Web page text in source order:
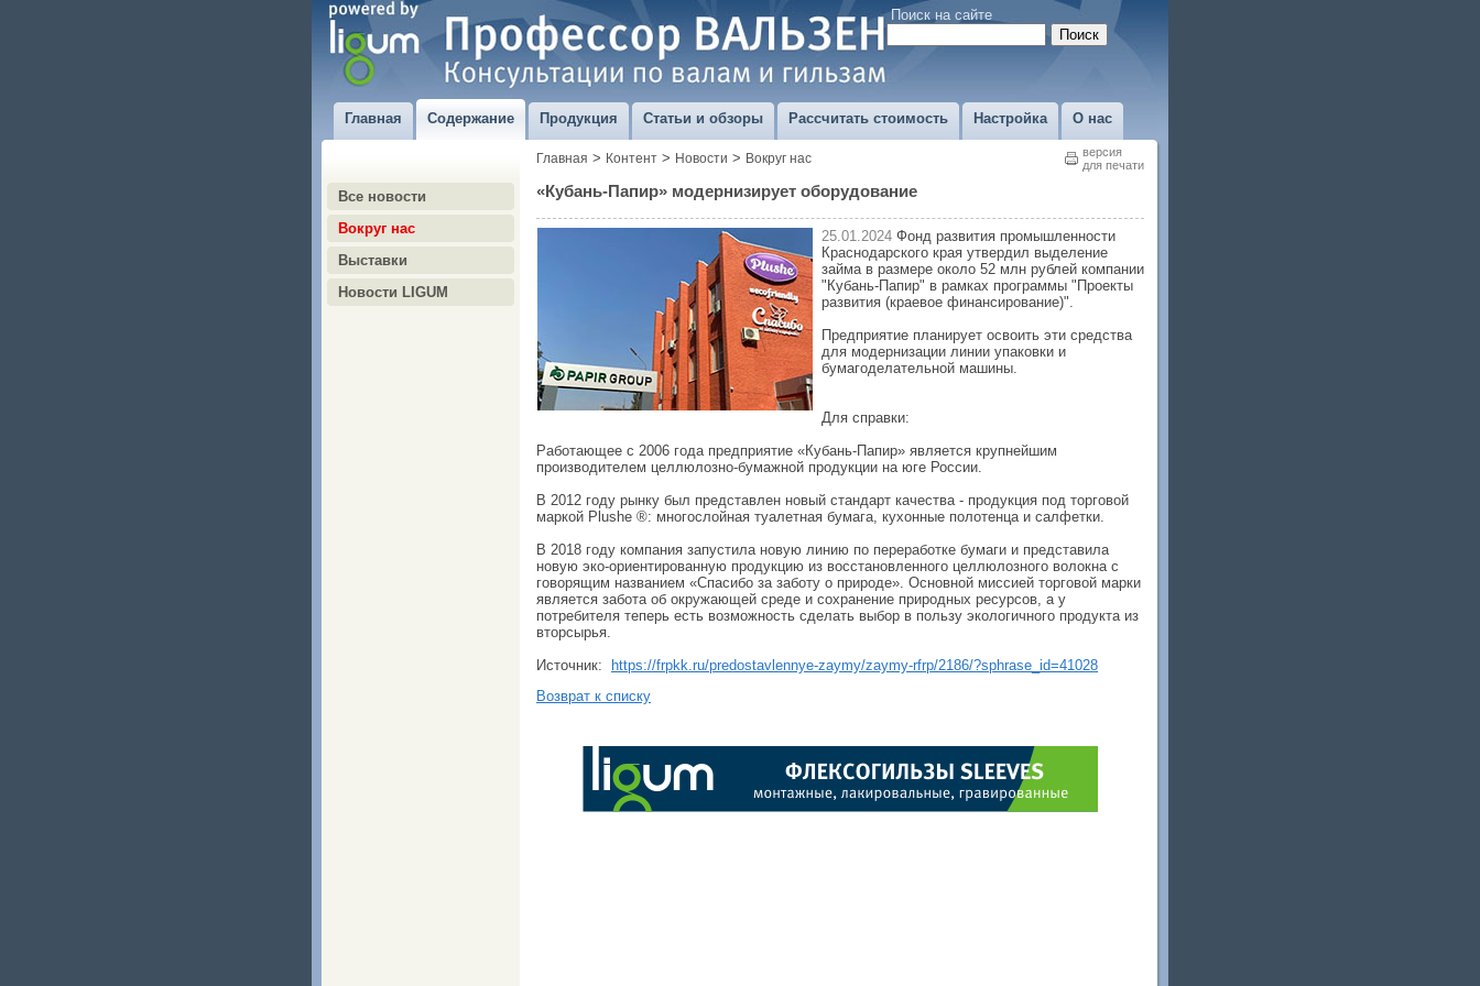
Поиск на сайте
Главная Содержание Продукция Статьи и обзоры Рассчитать стоимость Настройка О нас
Все новости
Вокруг нас
Выставки
Новости LIGUM
версия
для печати
Главная > Контент > Новости > Вокруг нас
«Кубань-Папир» модернизирует оборудование
25.01.2024 Фонд развития промышленности
Краснодарского края утвердил выделение
займа в размере около 52 млн рублей компании
"Кубань-Папир" в рамках программы "Проекты
развития (краевое финансирование)".
Предприятие планирует освоить эти средства
для модернизации линии упаковки и
бумагоделательной машины.
Для справки:
Работающее с 2006 года предприятие «Кубань-Папир» является крупнейшим
производителем целлюлозно-бумажной продукции на юге России.
В 2012 году рынку был представлен новый стандарт качества - продукция под торговой
маркой Plushe ®: многослойная туалетная бумага, кухонные полотенца и салфетки.
В 2018 году компания запустила новую линию по переработке бумаги и представила
новую эко-ориентированную продукцию из восстановленного целлюлозного волокна с
говорящим названием «Спасибо за заботу о природе». Основной миссией торговой марки
является забота об окружающей среде и сохранение природных ресурсов, а у
потребителя теперь есть возможность сделать выбор в пользу экологичного продукта из
вторсырья.
Источник:
https://frpkk.ru/predostavlennye-zaymy/zaymy-rfrp/2186/?sphrase_id=41028
Возврат к списку